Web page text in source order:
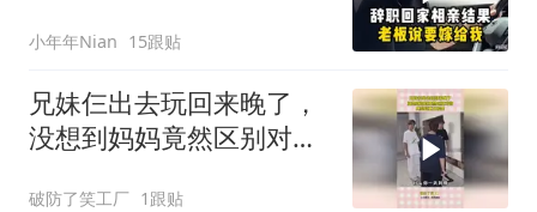
小年年Nian 15跟贴
兄妹仨出去玩回来晚了，
没想到妈妈竟然区别对
破防了笑工厂 1跟贴